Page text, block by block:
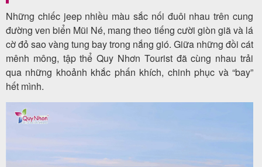
dụng
Liên
Những chiếc jeep nhiều màu sắc nối đuôi nhau trên cung
đường ven biển Mũi Né, mang theo tiếng cười giòn giã và lá
cờ đỏ sao vàng tung bay trong nắng gió. Giữa những đồi cát
mênh mông, tập thể Quy Nhơn Tourist đã cùng nhau trải
qua những khoảnh khắc phấn khích, chinh phục và “bay”
hết mình.